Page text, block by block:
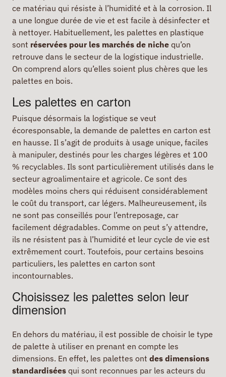
ce matériau qui résiste à l’humidité et à la corrosion. Il
a une longue durée de vie et est facile à désinfecter et
à nettoyer. Habituellement, les palettes en plastique
sont réservées pour les marchés de niche qu’on
retrouve dans le secteur de la logistique industrielle.
On comprend alors qu’elles soient plus chères que les
palettes en bois.
Les palettes en carton
Puisque désormais la logistique se veut
écoresponsable, la demande de palettes en carton est
en hausse. Il s’agit de produits à usage unique, faciles
à manipuler, destinés pour les charges légères et 100
% recyclables. Ils sont particulièrement utilisés dans le
secteur agroalimentaire et agricole. Ce sont des
modèles moins chers qui réduisent considérablement
le coût du transport, car légers. Malheureusement, ils
ne sont pas conseillés pour l’entreposage, car
facilement dégradables. Comme on peut s’y attendre,
ils ne résistent pas à l’humidité et leur cycle de vie est
extrêmement court. Toutefois, pour certains besoins
particuliers, les palettes en carton sont
incontournables.
Choisissez les palettes selon leur
dimension
En dehors du matériau, il est possible de choisir le type
de palette à utiliser en prenant en compte les
dimensions. En effet, les palettes ont des dimensions
standardisées qui sont reconnues par les acteurs du